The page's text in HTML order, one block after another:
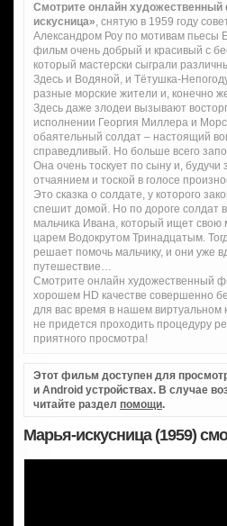
Смотрите онлайн
искусница», снятую в 1959 году
Александром Роу по мотивам пьесы
фильм очень добрый и красивый с
который мастерски сыграли
Здесь и Водяной, и Тётушка-
разные морские жители и, конечно
Здесь даже злодеи вызывают
исполнении Георгия Миллера и
обаятельный солдат – настоящий
справедливый. Но больше всего
Она очень тоскует по сыну и, будучи
отчаянием и тоской в голосе
Это сказка о солдате, у которого
спешит домой. Но по дороге солдат
мальчика Ивана, который ищет
царем Водокрутом Тринадцатым.
решает помочь мальчику, и они уже
путешествие…
Смотрите онлайн художественный
хорошем HD качестве совершенно
для вас время в нашем виртуальном
не придется проходить процедуру
приятного просмотра!
Этот фильм доступен для
и Android устройствах. В случае
читайте раздел помощи.
Марья-искусница (1959)